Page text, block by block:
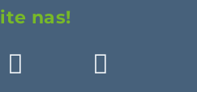
nas!